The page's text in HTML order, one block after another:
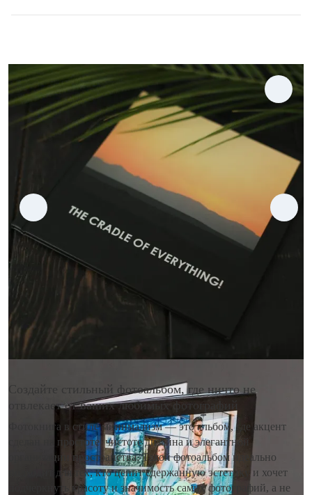
Создайте стильный фотоальбом, где ничто не
отвлекает от ваших любимых фотографий
Фотокнига в стиле минимализм — это альбом, где акцент
сделан на простоте, чистоте дизайна и элегантной
организации пространства. Такой фотоальбом идеально
подходит для тех, кто ценит сдержанную эстетику и хочет
подчеркнуть красоту и значимость самих фотографий, а не